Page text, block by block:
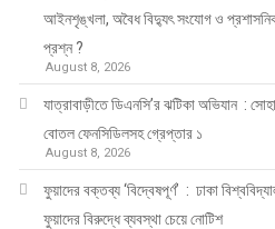
আইনশৃঙ্খলা, অবৈধ বিদ্যুৎ সংযোগ ও প্রশাসনিক
প্রশ্ন ?
August 8, 2026
যাত্রাবাড়ীতে ডিএনসি’র ঝটিকা অভিযান :
বোতল ফেনসিডিলসহ গ্রেপ্তার ১
August 8, 2026
ফুয়াদের বক্তব্য ‘বিদ্বেষপূর্ণ’ : ঢাকা
ফুয়াদের বিরুদ্ধে ব্যবস্থা চেয়ে নোটিশ